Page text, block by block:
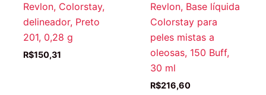
Revlon, Colorstay,
delineador, Preto
201, 0,28 g
R$150,31
Revlon, Base líquida
Colorstay para
peles mistas a
oleosas, 150 Buff,
30 ml
R$216,60